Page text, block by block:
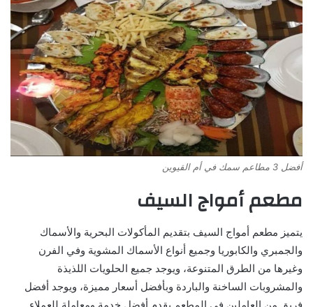
أفضل 3 مطاعم سمك في أم القيوين
مطعم أمواج السيف
يتميز مطعم أمواج السيف بتقديم المأكولات البحرية والأسماك
والجمبري والكابوريا وجميع أنواع الأسماك المشوية وفي الفرن
وغيرها من الطرق المتنوعة، ويوجد جميع الحلويات اللذيذة
والمشروبات الساخنة والباردة وبأفضل أسعار مميزة، ويوجد أفضل